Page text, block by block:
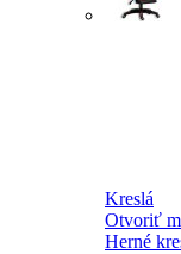
Kreslá
Otvoriť
Herné